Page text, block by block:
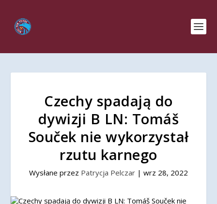
Czechy spadają do
dywizji B LN: Tomáš
Souček nie wykorzystał
rzutu karnego
Wysłane przez Patrycja Pelczar | wrz 28, 2022